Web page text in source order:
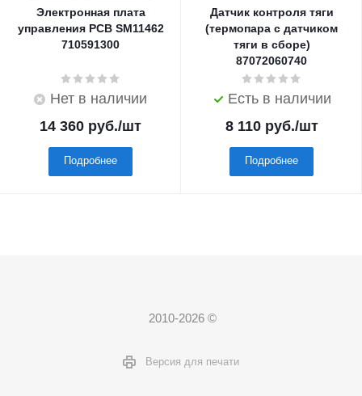
Электронная плата
управления PCB SM11462
710591300
Нет в наличии
14 360 руб./шт
Подробнее
Датчик контроля тяги
(термопара с датчиком
тяги в сборе)
87072060740
Есть в наличии
8 110руб./шт
Подробнее
2010-2026 ©
Версия для печати